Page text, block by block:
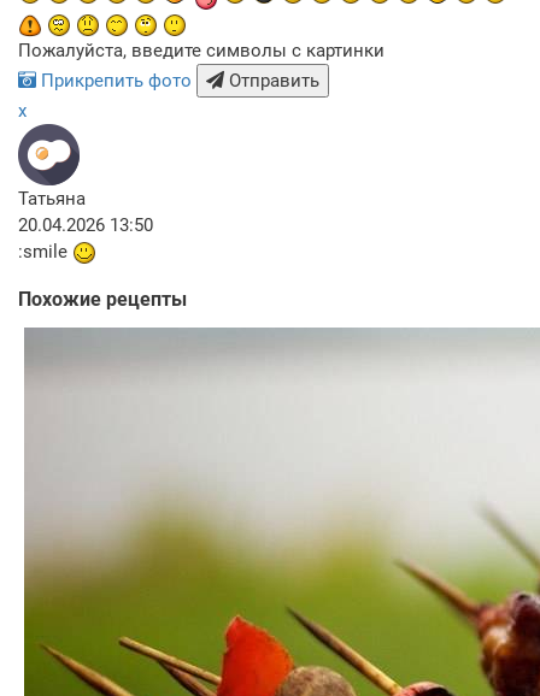
Пожалуйста, введите символы с картинки
Прикрепить фото
Отправить
x
Татьяна
20.04.2026 13:50
:smile
Похожие рецепты